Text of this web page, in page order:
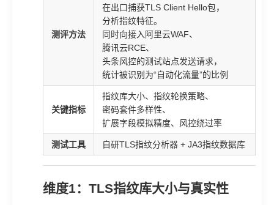
测评方法
在出口捕获TLS Client Hello包，
分析指纹特征。
同时向接入阿里云WAF、
腾讯云RCE、
头条风控的测试站点发送请求，
统计被识别为“自动化流量”的比例
关键指标
指纹库大小、指纹轮换策略、
密码套件多样性、
扩展字段模拟精度、风控绕过率
测试工具 自研TLS指纹分析器 + JA3指纹数据库
维度1：TLS指纹库大小与真实性